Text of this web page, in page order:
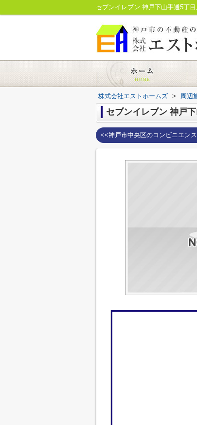
セブンイレブン 神戸下山手通5丁
株式会社エストホームズ > 周辺
セブンイレブン 神戸
<<神戸市中央区のコンビニエン